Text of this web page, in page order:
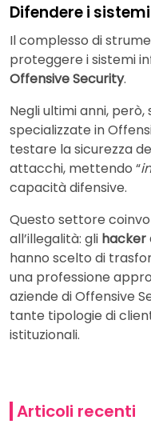
Difendere i
Il complesso di
proteggere i sistemi
Offensive Security.
Negli ultimi anni,
specializzate in
testare la sicurezza
attacchi, mettendo “
capacità difensive.
Questo settore
all’illegalità: gli hacker
hanno scelto di
una professione
aziende di Offensive
tante tipologie di
istituzionali.
Articoli recenti